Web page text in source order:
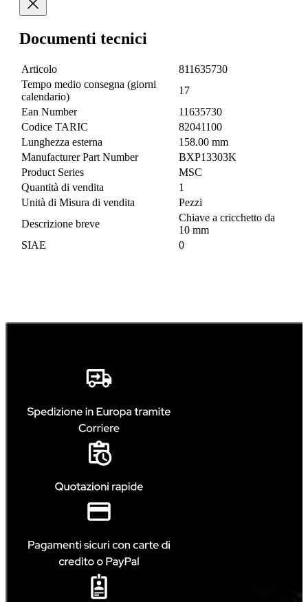
Documenti tecnici
Articolo
811635730
Tempo medio consegna (giorni
calendario)
17
Ean Number
11635730
Codice TARIC
82041100
Lunghezza esterna
158.00 mm
Manufacturer Part Number
BXP13303K
Product Series
MSC
Quantità di vendita
1
Unità di Misura di vendita
Pezzi
Descrizione breve
Chiave a cricchetto da
10 mm
SIAE
0